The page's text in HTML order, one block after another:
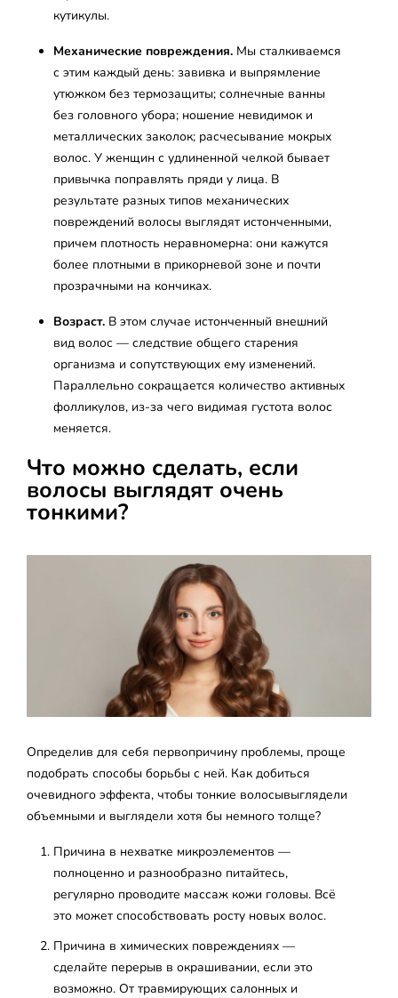
кутикулы.
Механические повреждения. Мы сталкиваемся
с этим каждый день: завивка и выпрямление
утюжком без термозащиты; солнечные ванны
без головного убора; ношение невидимок и
металлических заколок; расчесывание мокрых
волос. У женщин с удлиненной челкой бывает
привычка поправлять пряди у лица. В
результате разных типов механических
повреждений волосы выглядят истонченными,
причем плотность неравномерна: они кажутся
более плотными в прикорневой зоне и почти
прозрачными на кончиках.
Возраст. В этом случае истонченный внешний
вид волос — следствие общего старения
организма и сопутствующих ему изменений.
Параллельно сокращается количество активных
фолликулов, из-за чего видимая густота волос
меняется.
Что можно сделать, если
волосы выглядят очень
тонкими?
Определив для себя первопричину проблемы, проще
подобрать способы борьбы с ней. Как добиться
очевидного эффекта, чтобы тонкие волосывыглядели
объемными и выглядели хотя бы немного толще?
Причина в нехватке микроэлементов —
полноценно и разнообразно питайтесь,
регулярно проводите массаж кожи головы. Всё
это может способствовать росту новых волос.
Причина в химических повреждениях —
сделайте перерыв в окрашивании, если это
возможно. От травмирующих салонных и